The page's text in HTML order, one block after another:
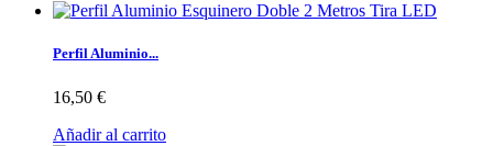
Perfil Aluminio...
16,50 €
Añadir al carrito